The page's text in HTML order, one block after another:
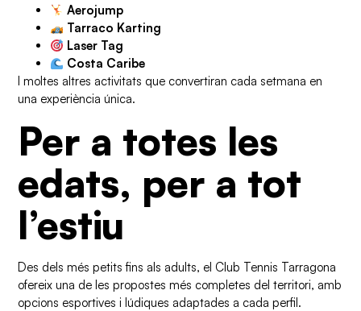
Aerojump
Tarraco Karting
Laser Tag
Costa Caribe
I moltes altres activitats que convertiran cada setmana en
una experiència única.
Per a totes les
edats, per a tot
l’estiu
Des dels més petits fins als adults, el Club Tennis Tarragona
ofereix una de les propostes més completes del territori, amb
opcions esportives i lúdiques adaptades a cada perfil.